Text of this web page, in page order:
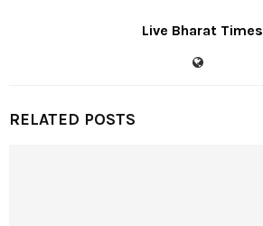
Live Bharat Times
RELATED POSTS